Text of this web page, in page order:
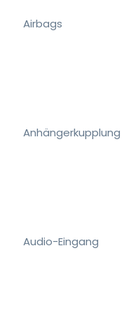
Airbags
Anhängerkupplung
Audio-Eingang